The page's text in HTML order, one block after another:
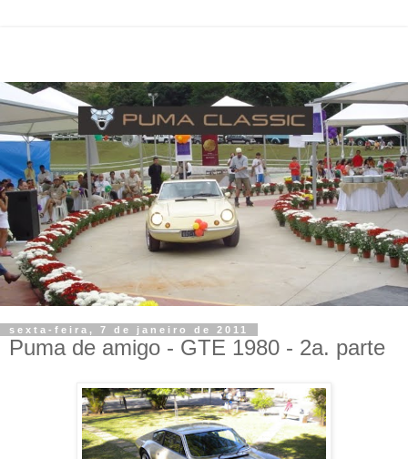
sexta-feira, 7 de janeiro de 2011
Puma de amigo - GTE 1980 - 2a. parte